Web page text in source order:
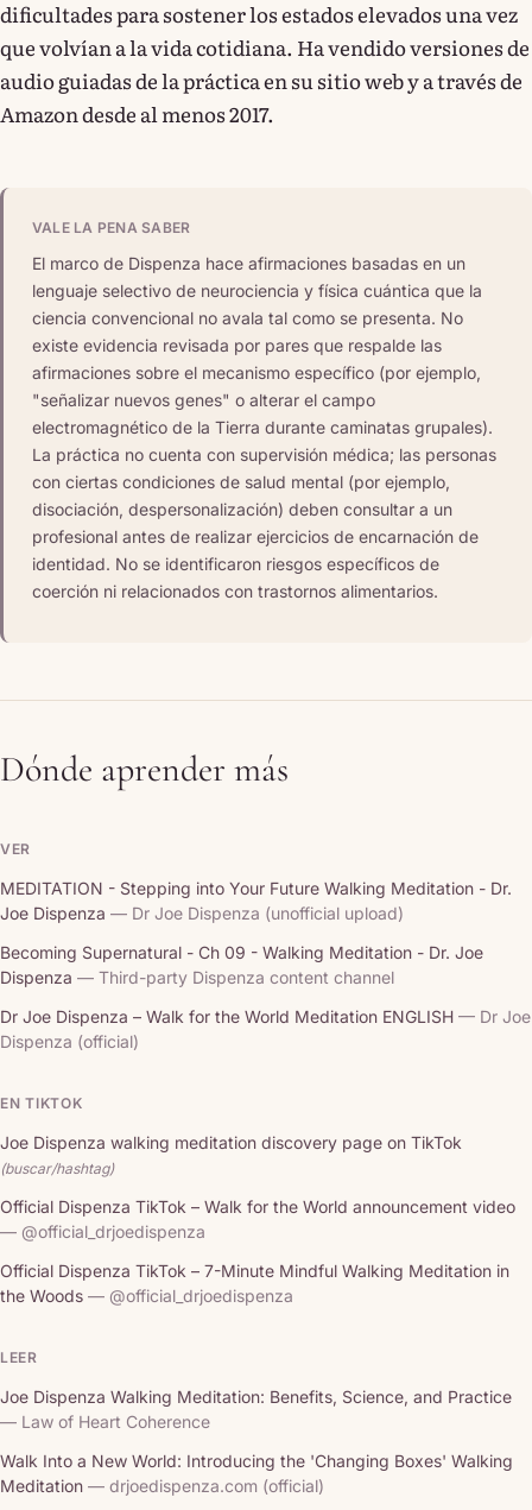
dificultades para sostener los estados elevados una vez
que volvían a la vida cotidiana. Ha vendido versiones de
audio guiadas de la práctica en su sitio web y a través de
Amazon desde al menos 2017.
VALE LA PENA SABER
El marco de Dispenza hace afirmaciones basadas en un
lenguaje selectivo de neurociencia y física cuántica que la
ciencia convencional no avala tal como se presenta. No
existe evidencia revisada por pares que respalde las
afirmaciones sobre el mecanismo específico (por ejemplo,
"señalizar nuevos genes" o alterar el campo
electromagnético de la Tierra durante caminatas grupales).
La práctica no cuenta con supervisión médica; las personas
con ciertas condiciones de salud mental (por ejemplo,
disociación, despersonalización) deben consultar a un
profesional antes de realizar ejercicios de encarnación de
identidad. No se identificaron riesgos específicos de
coerción ni relacionados con trastornos alimentarios.
Dónde aprender más
VER
MEDITATION - Stepping into Your Future Walking Meditation - Dr.
Joe Dispenza — Dr Joe Dispenza (unofficial upload)
Becoming Supernatural - Ch 09 - Walking Meditation - Dr. Joe
Dispenza — Third-party Dispenza content channel
Dr Joe Dispenza – Walk for the World Meditation ENGLISH — Dr Joe
Dispenza (official)
EN TIKTOK
Joe Dispenza walking meditation discovery page on TikTok
(buscar/hashtag)
Official Dispenza TikTok – Walk for the World announcement video
— @official_drjoedispenza
Official Dispenza TikTok – 7-Minute Mindful Walking Meditation in
the Woods — @official_drjoedispenza
LEER
Joe Dispenza Walking Meditation: Benefits, Science, and Practice
— Law of Heart Coherence
Walk Into a New World: Introducing the 'Changing Boxes' Walking
Meditation — drjoedispenza.com (official)